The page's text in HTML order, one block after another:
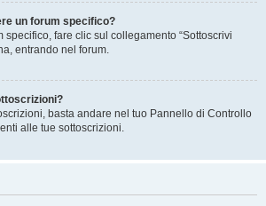
un forum specifico?
specifico, fare clic sul collegamento “Sottoscrivi
entrando nel forum.
basta andare nel tuo Pannello di Controllo
alle tue sottoscrizioni.